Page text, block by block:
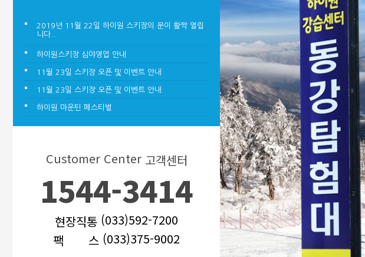
2019년 11월 22일 하이원 스키장의 문이 활짝 열립
니다..
하이원스키장 심야영업 안내
11월 23일 스키장 오픈 및 이벤트 안내
11월 23일 스키장 오픈 및 이벤트 안내
하이원 마운틴 페스티벌
Customer Center 고객센터
1544-3414
현장직통 (033)592-7200
팩 스 (033)375-9002